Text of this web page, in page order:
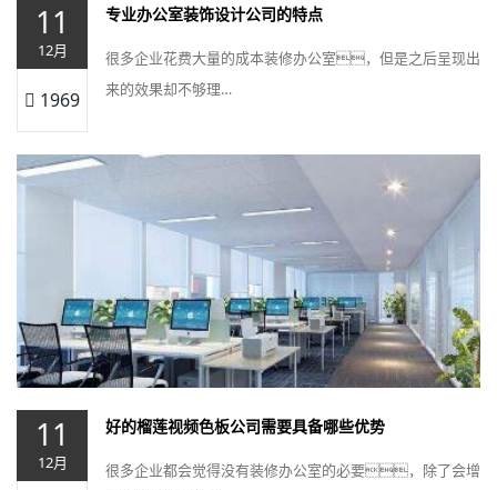
11
12月
1969
专业办公室装饰设计公司的特点
很多企业花费大量的成本装修办公室，但是之后呈现出
来的效果却不够理…
11
12月
好的榴莲视频色板公司需要具备哪些优势
很多企业都会觉得没有装修办公室的必要，除了会增